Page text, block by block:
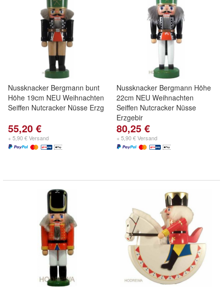
Nussknacker Bergmann bunt
Höhe 19cm NEU Weihnachten
Seiffen Nutcracker Nüsse Erzg
55,20 €
+ 5,90 € Versand
Nussknacker Bergmann Höhe
22cm NEU Weihnachten
Seiffen Nutcracker Nüsse
Erzgebir
80,25 €
+ 5,90 € Versand